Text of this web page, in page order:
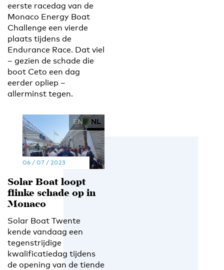
eerste racedag van de
Monaco Energy Boat
Challenge een vierde
plaats tijdens de
Endurance Race. Dat viel
– gezien de schade die
boot Ceto een dag
eerder opliep –
allerminst tegen.
EN NL
06 / 07 / 2023
Solar Boat loopt
flinke schade op in
Monaco
Solar Boat Twente
kende vandaag een
tegenstrijdige
kwalificatiedag tijdens
de opening van de tiende